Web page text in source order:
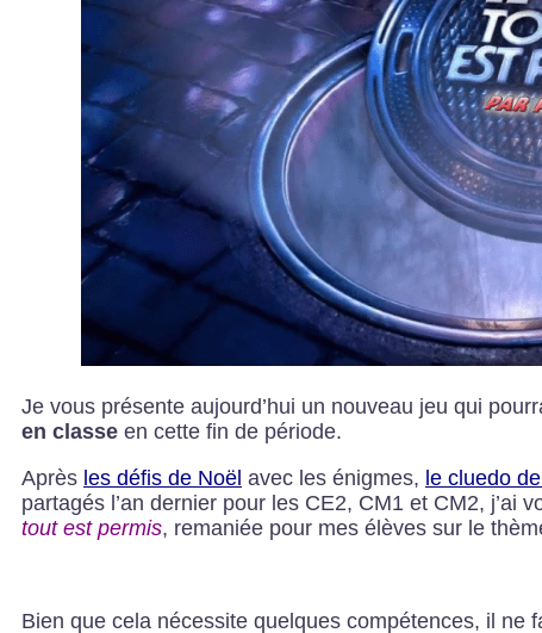
Je vous présente aujourd’hui un nouveau jeu qui
en classe en cette fin de période.
Après les défis de Noël avec les énigmes, le cluedo
partagés l’an dernier pour les CE2, CM1 et CM2, j’ai
tout est permis, remaniée pour mes élèves sur le
Bien que cela nécessite quelques compétences, il ne